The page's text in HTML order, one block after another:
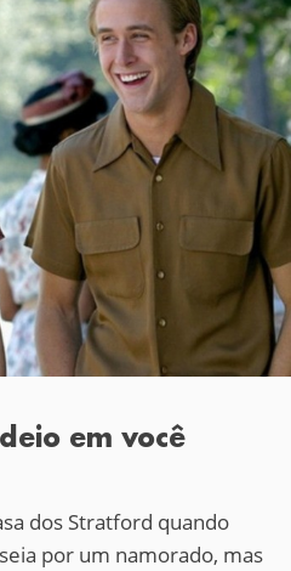
em você
dos Stratford quando
por um namorado, mas